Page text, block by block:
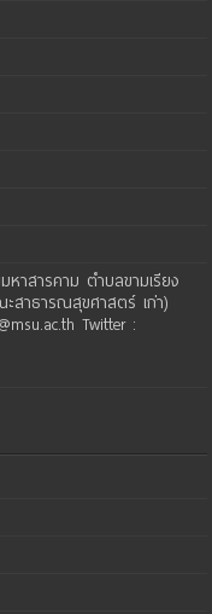
าสารคาม ตำบลขามเรียง
สาธารณสุขศาสตร์ เก่า)
Twitter :